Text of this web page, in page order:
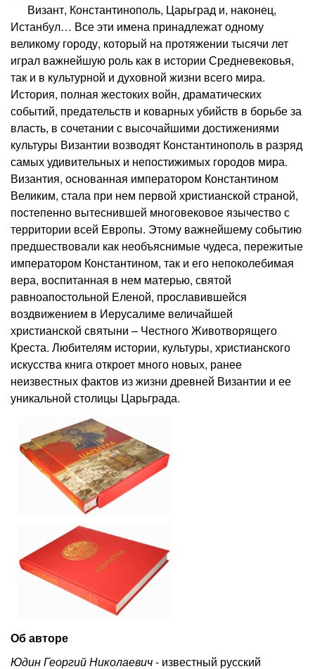
Визант, Константинополь, Царьград и, наконец,
Истанбул… Все эти имена принадлежат одному
великому городу, который на протяжении тысячи лет
играл важнейшую роль как в истории Средневековья,
так и в культурной и духовной жизни всего мира.
История, полная жестоких войн, драматических
событий, предательств и коварных убийств в борьбе за
власть, в сочетании с высочайшими достижениями
культуры Византии возводят Константинополь в разряд
самых удивительных и непостижимых городов мира.
Византия, основанная императором Константином
Великим, стала при нем первой христианской страной,
постепенно вытеснившей многовековое язычество с
территории всей Европы. Этому важнейшему событию
предшествовали как необъяснимые чудеса, пережитые
императором Константином, так и его непоколебимая
вера, воспитанная в нем матерью, святой
равноапостольной Еленой, прославившейся
воздвижением в Иерусалиме величайшей
христианской святыни – Честного Животворящего
Креста. Любителям истории, культуры, христианского
искусства книга откроет много новых, ранее
неизвестных фактов из жизни древней Византии и ее
уникальной столицы Царьграда.
Об авторе
Юдин Георгий Николаевич- известный русский